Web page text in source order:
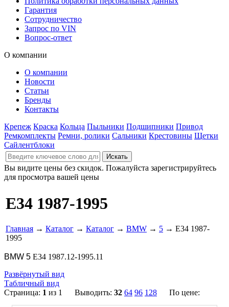
Гарантия
Сотрудничество
Запрос по VIN
Вопрос-ответ
О компании
О компании
Новости
Статьи
Бренды
Контакты
Крепеж Краска Кольца Пыльники Подшипники Привод
Ремкомплекты Ремни, ролики Сальники Крестовины Щетки
Сайлентблоки
Вы видите цены без скидок. Пожалуйста зарегистрируйтесь
для просмотра вашей цены
E34 1987-1995
Главная → Каталог → Каталог → BMW → 5 → E34 1987-
1995
BMW 5 E34 1987.12-1995.11
Развёрнутый вид
Табличный вид
Страница: 1 из 1 Выводить: 32 64 96 128 По цене: